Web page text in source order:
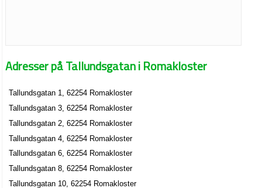
Adresser på Tallundsgatan i Romakloster
Tallundsgatan 1, 62254 Romakloster
Tallundsgatan 3, 62254 Romakloster
Tallundsgatan 2, 62254 Romakloster
Tallundsgatan 4, 62254 Romakloster
Tallundsgatan 6, 62254 Romakloster
Tallundsgatan 8, 62254 Romakloster
Tallundsgatan 10, 62254 Romakloster